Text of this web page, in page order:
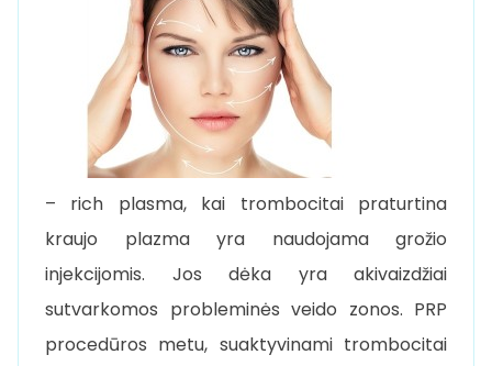
– rich plasma, kai trombocitai praturtina
kraujo plazma yra naudojama grožio
injekcijomis. Jos dėka yra akivaizdžiai
sutvarkomos probleminės veido zonos. PRP
procedūros metu, suaktyvinami trombocitai